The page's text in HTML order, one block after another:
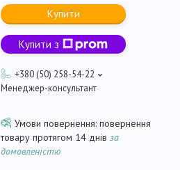
Купити
Купити з
+380 (50) 258-54-22
Менеджер-консультант
повернення
товару протягом 14 днів за
домовленістю